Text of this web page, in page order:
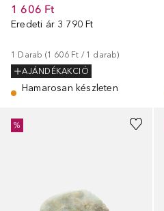
1 606 Ft
Eredeti ár 3 790 Ft
1 Darab (1 606 Ft / 1 darab)
AJÁNDÉKAKCIÓ
Hamarosan készleten
%